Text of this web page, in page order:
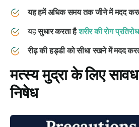
यह हमें अधिक समय तक जीने में मदद
यहसुधार करता हैशरीर की रोग
रीढ़ की हड्डी को सीधा रखने में मदद
मत्स्य मुद्राके लिए
निषेध